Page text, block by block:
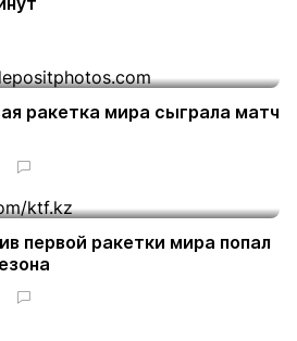
ракетка мира сыграла матч
первой ракетки мира попал